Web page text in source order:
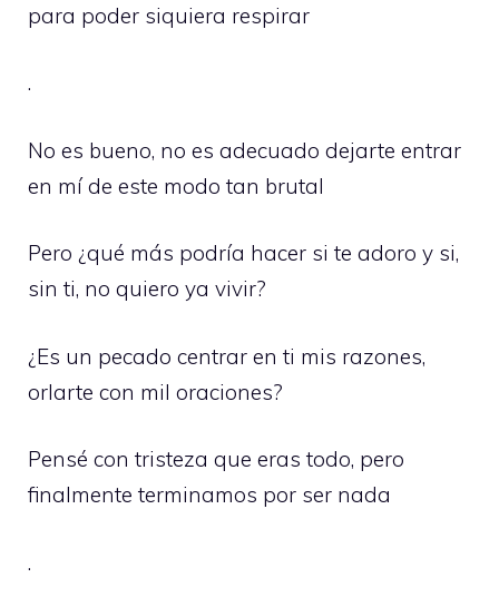
para poder siquiera respirar
.
No es bueno, no es adecuado dejarte entrar
en mí de este modo tan brutal
Pero ¿qué más podría hacer si te adoro y si,
sin ti, no quiero ya vivir?
¿Es un pecado centrar en ti mis razones,
orlarte con mil oraciones?
Pensé con tristeza que eras todo, pero
finalmente terminamos por ser nada
.